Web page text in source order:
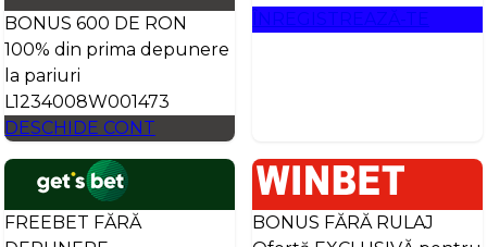
BONUS 600 DE RON
100% din prima depunere
la pariuri
L1234008W001473
DESCHIDE CONT
ÎNREGISTREAZĂ-TE
FREEBET FĂRĂ
BONUS FĂRĂ RULAJ